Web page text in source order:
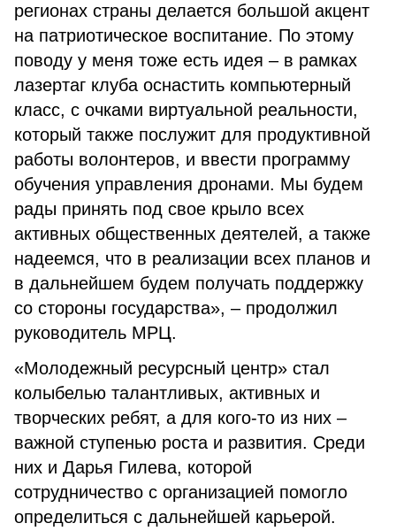
регионах страны делается большой акцент
на патриотическое воспитание. По этому
поводу у меня тоже есть идея – в рамках
лазертаг клуба оснастить компьютерный
класс, с очками виртуальной реальности,
который также послужит для продуктивной
работы волонтеров, и ввести программу
обучения управления дронами. Мы будем
рады принять под свое крыло всех
активных общественных деятелей, а также
надеемся, что в реализации всех планов и
в дальнейшем будем получать поддержку
со стороны государства», – продолжил
руководитель МРЦ.
«Молодежный ресурсный центр» стал
колыбелью талантливых, активных и
творческих ребят, а для кого-то из них –
важной ступенью роста и развития. Среди
них и Дарья Гилева, которой
сотрудничество с организацией помогло
определиться с дальнейшей карьерой.